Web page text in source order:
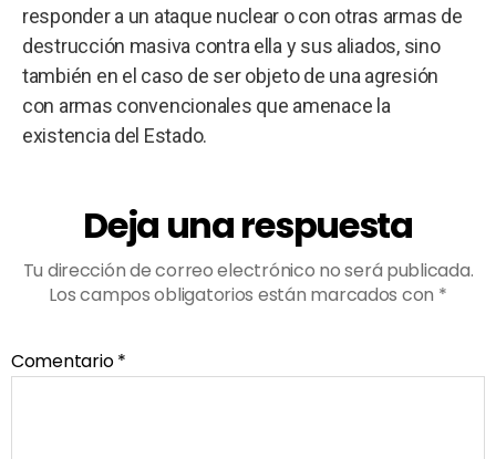
responder a un ataque nuclear o con otras armas de
destrucción masiva contra ella y sus aliados, sino
también en el caso de ser objeto de una agresión
con armas convencionales que amenace la
existencia del Estado.
Deja una respuesta
Tu dirección de correo electrónico no será publicada.
Los campos obligatorios están marcados con *
Comentario*